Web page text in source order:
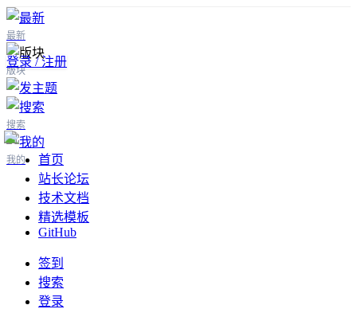
最新
版块
搜索
我的
登录 / 注册
首页
站长论坛
技术文档
精选模板
GitHub
签到
搜索
登录